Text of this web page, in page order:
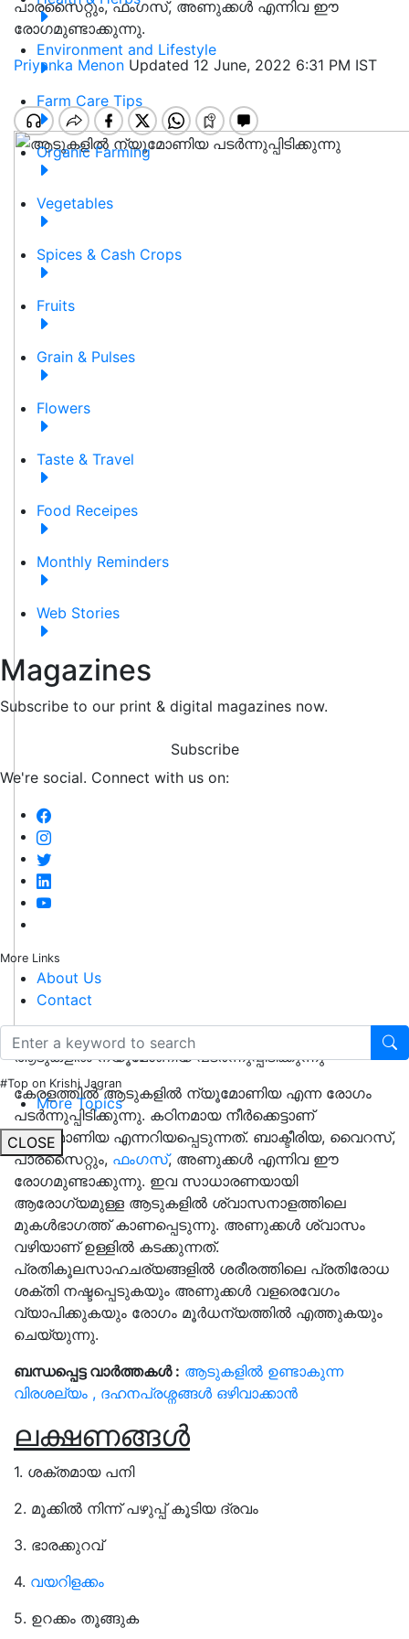
Environment and Lifestyle
Farm Care Tips
Organic Farming
Vegetables
Spices & Cash Crops
Fruits
Grain & Pulses
Flowers
Taste & Travel
Food Receipes
Monthly Reminders
Web Stories
Magazines
Subscribe to our print & digital magazines now.
Subscribe
We're social. Connect with us on:
More Links
About Us
Contact
#Top on Krishi Jagran
More Topics
CLOSE
പാരസൈറ്റും, ഫംഗസ്, അണുക്കൾ എന്നിവ ഈ
രോഗമുണ്ടാക്കുന്നു.
Priyanka Menon Updated 12 June, 2022 6:31 PM IST
ആടുകളിൽ ന്യൂമോണിയ പടർന്നുപ്പിടിക്കുന്നു
കേരളത്തിൽ ആടുകളിൽ ന്യൂമോണിയ എന്ന രോഗം
പടർന്നുപ്പിടിക്കുന്നു. കഠിനമായ നീർക്കെട്ടാണ്
ന്യൂമോണിയ എന്നറിയപ്പെടുന്നത്. ബാക്ടീരിയ, വൈറസ്,
പാരസൈറ്റും, ഫംഗസ്, അണുക്കൾ എന്നിവ ഈ
രോഗമുണ്ടാക്കുന്നു. ഇവ സാധാരണയായി
ആരോഗ്യമുള്ള ആടുകളിൽ ശ്വാസനാളത്തിലെ
മുകൾഭാഗത്ത് കാണപ്പെടുന്നു. അണുക്കൾ ശ്വാസം
വഴിയാണ് ഉള്ളിൽ കടക്കുന്നത്.
പ്രതികൂലസാഹചര്യങ്ങളിൽ ശരീരത്തിലെ പ്രതിരോധ
ശക്തി നഷ്ടപ്പെടുകയും അണുക്കൾ വളരെവേഗം
വ്യാപിക്കുകയും രോഗം മൂർധന്യത്തിൽ എത്തുകയും
ചെയ്യുന്നു.
ബന്ധപ്പെട്ട വാർത്തകൾ : ആടുകളിൽ ഉണ്ടാകുന്ന
വിരശല്യം , ദഹനപ്രശ്നങ്ങൾ ഒഴിവാക്കാൻ
ലക്ഷണങ്ങൾ
1. ശക്തമായ പനി
2. മൂക്കിൽ നിന്ന് പഴുപ്പ് കൂടിയ ദ്രവം
3. ഭാരക്കുറവ്
4. വയറിളക്കം
5. ഉറക്കം തൂങ്ങുക